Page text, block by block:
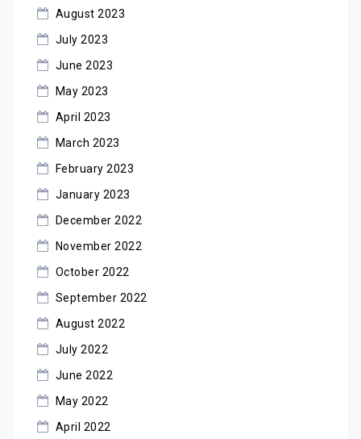
August 2023
July 2023
June 2023
May 2023
April 2023
March 2023
February 2023
January 2023
December 2022
November 2022
October 2022
September 2022
August 2022
July 2022
June 2022
May 2022
April 2022